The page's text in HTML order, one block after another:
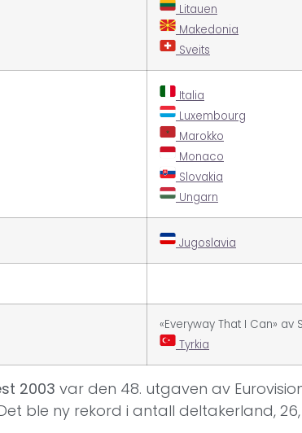
Litauen
Makedonia
Sveits
Italia
Luxembourg
Marokko
Monaco
Slovakia
Ungarn
Jugoslavia
«Everyway That I Can» av
Tyrkia
2003 var den 48. utgaven av
ble ny rekord i antall deltakerland,